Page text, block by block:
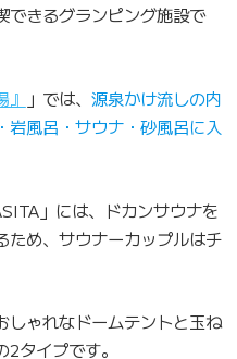
できるグランピング施設で
」では、 源泉かけ流しの内
風呂・サウナ・砂風呂に入
」には、ドカンサウナを
ため、サウナーカップルはチ
しゃれなドームテントと玉ね
タイプです。